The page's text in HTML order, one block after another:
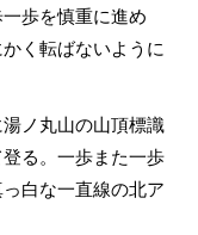
歩を慎重に進め
く転ばないように
ノ丸山の山頂標識
る。一歩また一歩
白な一直線の北ア